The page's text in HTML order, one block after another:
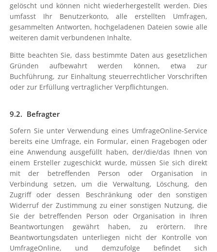
gelöscht und können nicht wiederhergestellt werden. Dies
umfasst Ihr Benutzerkonto, alle erstellten Umfragen,
gesammelten Antworten, hochgeladenen Dateien sowie alle
weiteren damit verbundenen Inhalte.
Bitte beachten Sie, dass bestimmte Daten aus gesetzlichen
Gründen aufbewahrt werden können, etwa zur
Buchführung, zur Einhaltung steuerrechtlicher Vorschriften
oder zur Erfüllung vertraglicher Verpflichtungen.
Befragter
Sofern Sie unter Verwendung eines UmfrageOnline-Service
bereits eine Umfrage, ein Formular, einen Fragebogen oder
eine Anwendung ausgefüllt haben, der/die/das Ihnen von
einem Ersteller zugeschickt wurde, müssen Sie sich direkt
mit der betreffenden Person oder Organisation in
Verbindung setzen, um die Verwaltung, Löschung, den
Zugriff oder dessen Beschränkung oder den sonstigen
Widerruf der Zustimmung zu einer sonstigen Nutzung, die
Sie der betreffenden Person oder Organisation in Ihren
Beantwortungen gewährt haben, zu erörtern. Ihre
Beantwortungsdaten unterliegen nicht der Kontrolle von
UmfrageOnline, und demzufolge befindet sich